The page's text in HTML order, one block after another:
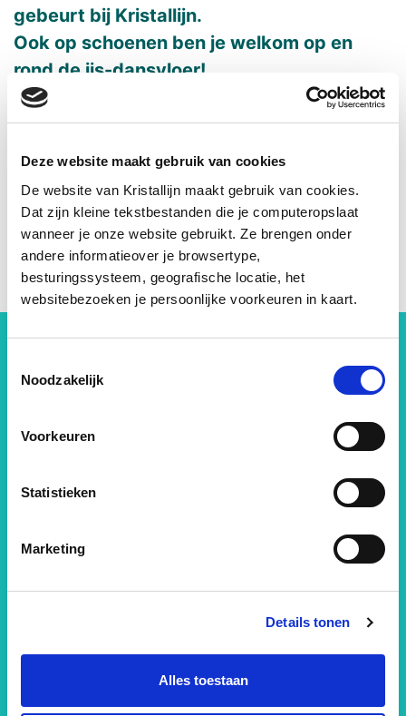
Deze website maakt gebruik van cookies
De website van Kristallijn maakt gebruik van cookies.
Dat zijn kleine tekstbestanden die je computeropslaat
wanneer je onze website gebruikt. Ze brengen onder
andere informatieover je browsertype,
besturingssysteem, geografische locatie, het
websitebezoeken je persoonlijke voorkeuren in kaart.
Noodzakelijk
Voorkeuren
Statistieken
Marketing
Details tonen
Alles toestaan
gebeurt bij Kristallijn.
Ook op schoenen ben je welkom op en
rond de ijs-dansvloer!
Reservaties openen per event.
in voor de nieuwsbrief om als eerste op de
hoogte te zijn!
Er zijn momenteel geen geplande
evenementen.
Mis geen moment op
Van nieuwe events tot extra
Volg ons via social media of schrijf
je in voor de nieuwsbrief en blijf